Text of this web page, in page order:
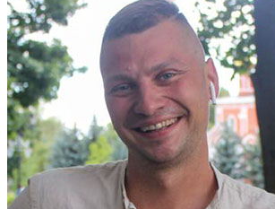
программы — группа формируется в В.
гарантированный прием от одного
ценам. Еженедельные туры выходного дня
индивидуальных клиентов, отельная база
области от эконом до 5* Корпоративные
сложности. Организация конференций.
фольклорные программы, мастер классы
промыслам, Тим билдинг. Транспортные
программа — это не просто стандартный
оригинальное представление Новгорода и
области, ориентированное на конкретного
Читать описание